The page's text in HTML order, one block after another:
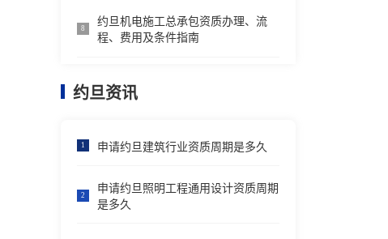
8
约旦机电施工总承包资质办理、流
程、费用及条件指南
约旦资讯
1 申请约旦建筑行业资质周期是多久
2
申请约旦照明工程通用设计资质周期
是多久